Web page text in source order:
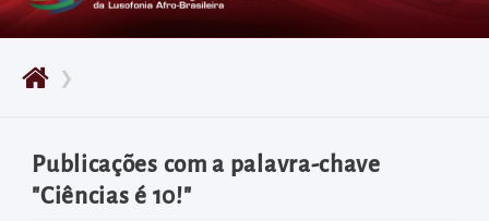
do
principal
Acessar
diretamente
❯
Publicações com a palavra-chave
"Ciências é 10!"
CONTEÚDO